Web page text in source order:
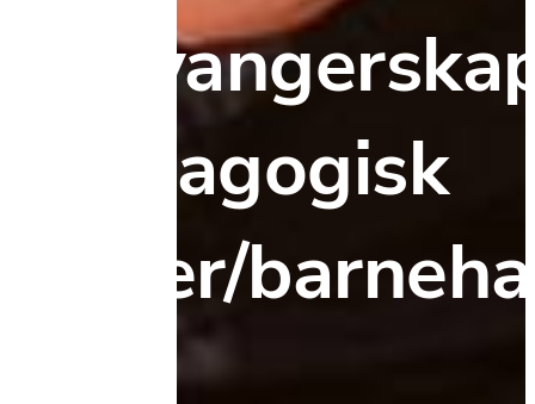
1
pedagogisk
leder/